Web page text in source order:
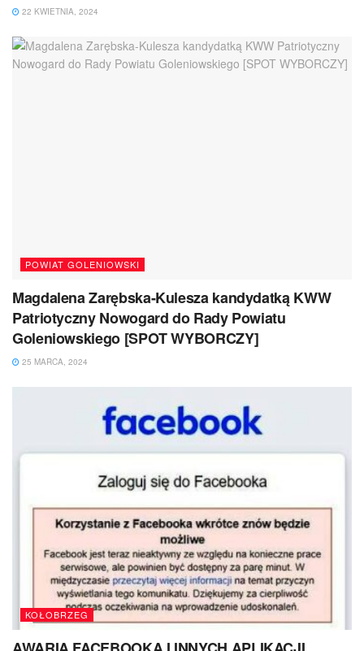
22 KWIETNIA, 2024
POWIAT GOLENIOWSKI
Magdalena Zarębska-Kulesza kandydatką KWW
Patriotyczny Nowogard do Rady Powiatu
Goleniowskiego [SPOT WYBORCZY]
25 MARCA, 2024
KOŁOBRZEG